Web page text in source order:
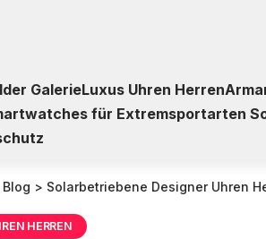
GalerieLuxus Uhren Herren
für Extremsportarten
Blog > Solarbetriebene Designer Uhren
HERREN